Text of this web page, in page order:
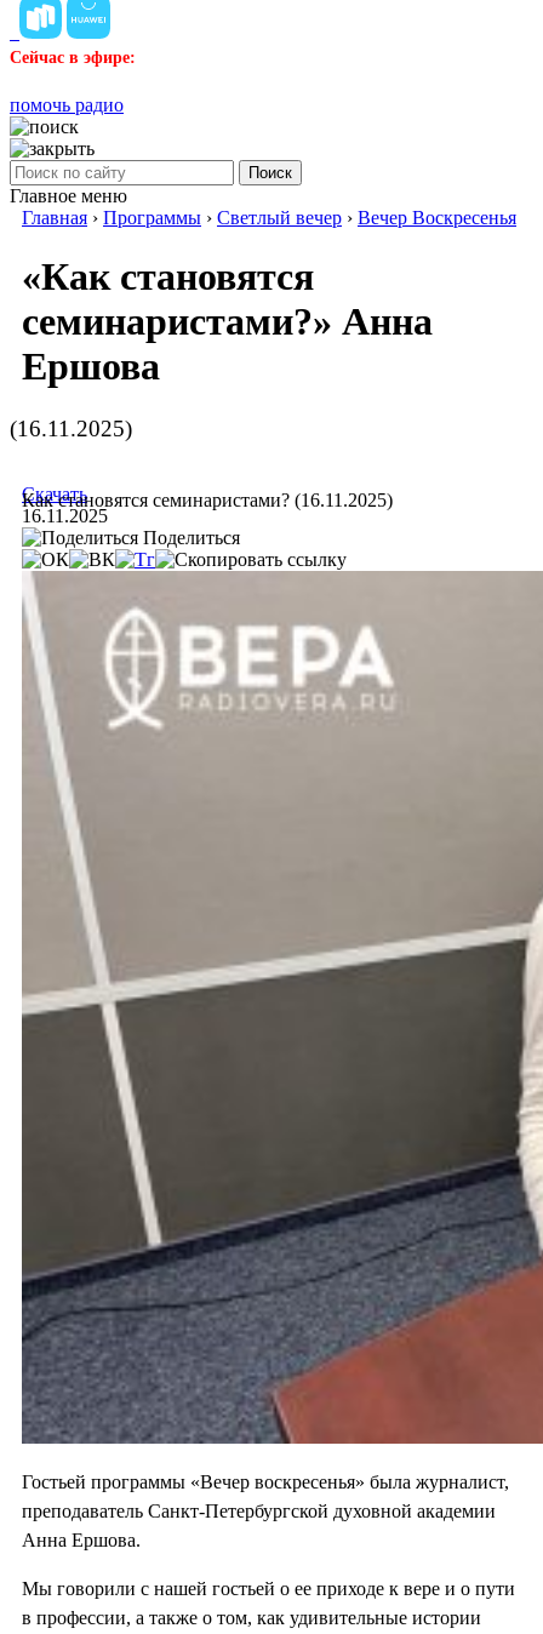
Сейчас в эфире:
помочь радио
Поиск
Главное меню
Главная › Программы › Светлый вечер › Вечер Воскресенья
«Как становятся
семинаристами?» Анна
Ершова
(16.11.2025)
Как становятся семинаристами? (16.11.2025)
Скачать
16.11.2025
Поделиться
Гостьей программы «Вечер воскресенья» была журналист,
преподаватель Санкт-Петербургской духовной академии
Анна Ершова.
Мы говорили с нашей гостьей о ее приходе к вере и о пути
в профессии, а также о том, как удивительные истории